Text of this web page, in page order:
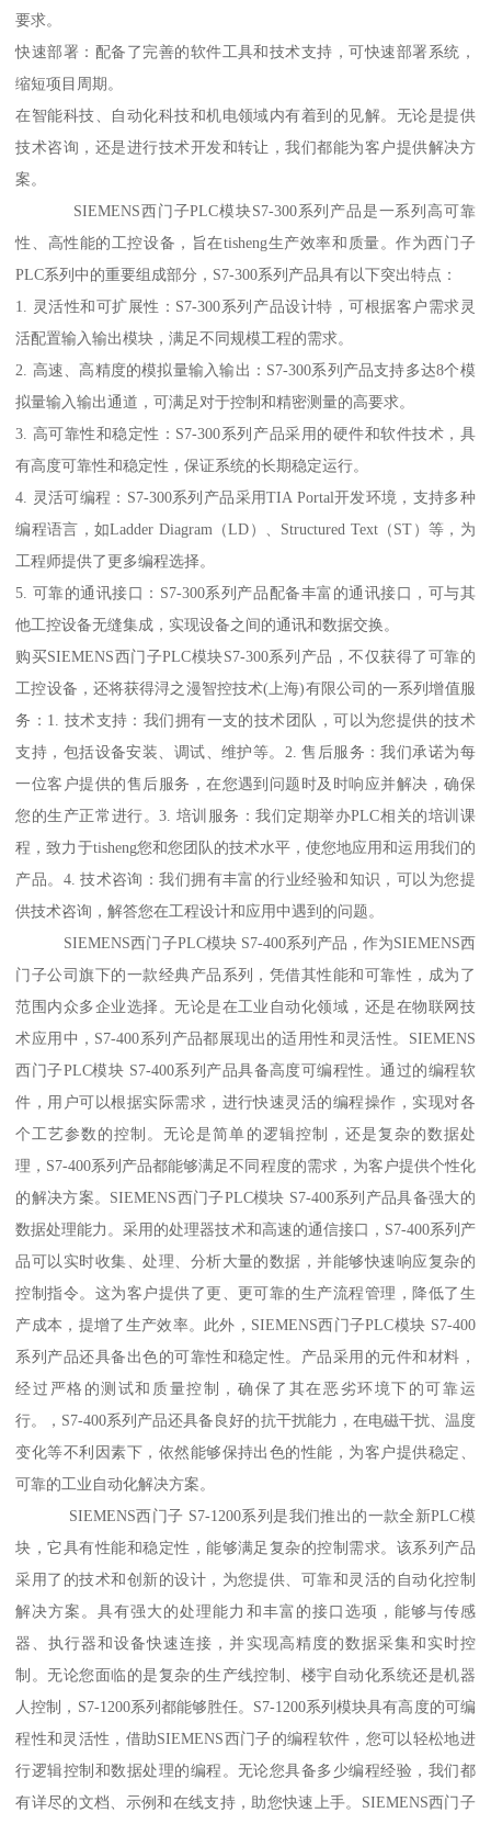
要求。
快速部署：配备了完善的软件工具和技术支持，可快速部署系统，
缩短项目周期。
在智能科技、自动化科技和机电领域内有着到的见解。无论是提供
技术咨询，还是进行技术开发和转让，我们都能为客户提供解决方
案。
SIEMENS西门子PLC模块S7-300系列产品是一系列高可靠
性、高性能的工控设备，旨在tisheng生产效率和质量。作为西门子
PLC系列中的重要组成部分，S7-300系列产品具有以下突出特点：
1. 灵活性和可扩展性：S7-300系列产品设计特，可根据客户需求灵
活配置输入输出模块，满足不同规模工程的需求。
2. 高速、高精度的模拟量输入输出：S7-300系列产品支持多达8个模
拟量输入输出通道，可满足对于控制和精密测量的高要求。
3. 高可靠性和稳定性：S7-300系列产品采用的硬件和软件技术，具
有高度可靠性和稳定性，保证系统的长期稳定运行。
4. 灵活可编程：S7-300系列产品采用TIA Portal开发环境，支持多种
编程语言，如Ladder Diagram（LD）、Structured Text（ST）等，为
工程师提供了更多编程选择。
5. 可靠的通讯接口：S7-300系列产品配备丰富的通讯接口，可与其
他工控设备无缝集成，实现设备之间的通讯和数据交换。
购买SIEMENS西门子PLC模块S7-300系列产品，不仅获得了可靠的
工控设备，还将获得浔之漫智控技术(上海)有限公司的一系列增值服
务：1. 技术支持：我们拥有一支的技术团队，可以为您提供的技术
支持，包括设备安装、调试、维护等。2. 售后服务：我们承诺为每
一位客户提供的售后服务，在您遇到问题时及时响应并解决，确保
您的生产正常进行。3. 培训服务：我们定期举办PLC相关的培训课
程，致力于tisheng您和您团队的技术水平，使您地应用和运用我们的
产品。4. 技术咨询：我们拥有丰富的行业经验和知识，可以为您提
供技术咨询，解答您在工程设计和应用中遇到的问题。
SIEMENS西门子PLC模块 S7-400系列产品，作为SIEMENS西
门子公司旗下的一款经典产品系列，凭借其性能和可靠性，成为了
范围内众多企业选择。无论是在工业自动化领域，还是在物联网技
术应用中，S7-400系列产品都展现出的适用性和灵活性。SIEMENS
西门子PLC模块 S7-400系列产品具备高度可编程性。通过的编程软
件，用户可以根据实际需求，进行快速灵活的编程操作，实现对各
个工艺参数的控制。无论是简单的逻辑控制，还是复杂的数据处
理，S7-400系列产品都能够满足不同程度的需求，为客户提供个性化
的解决方案。SIEMENS西门子PLC模块 S7-400系列产品具备强大的
数据处理能力。采用的处理器技术和高速的通信接口，S7-400系列产
品可以实时收集、处理、分析大量的数据，并能够快速响应复杂的
控制指令。这为客户提供了更、更可靠的生产流程管理，降低了生
产成本，提增了生产效率。此外，SIEMENS西门子PLC模块 S7-400
系列产品还具备出色的可靠性和稳定性。产品采用的元件和材料，
经过严格的测试和质量控制，确保了其在恶劣环境下的可靠运
行。，S7-400系列产品还具备良好的抗干扰能力，在电磁干扰、温度
变化等不利因素下，依然能够保持出色的性能，为客户提供稳定、
可靠的工业自动化解决方案。
SIEMENS西门子 S7-1200系列是我们推出的一款全新PLC模
块，它具有性能和稳定性，能够满足复杂的控制需求。该系列产品
采用了的技术和创新的设计，为您提供、可靠和灵活的自动化控制
解决方案。具有强大的处理能力和丰富的接口选项，能够与传感
器、执行器和设备快速连接，并实现高精度的数据采集和实时控
制。无论您面临的是复杂的生产线控制、楼宇自动化系统还是机器
人控制，S7-1200系列都能够胜任。S7-1200系列模块具有高度的可编
程性和灵活性，借助SIEMENS西门子的编程软件，您可以轻松地进
行逻辑控制和数据处理的编程。无论您具备多少编程经验，我们都
有详尽的文档、示例和在线支持，助您快速上手。SIEMENS西门子